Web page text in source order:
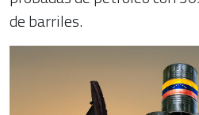
de barriles.